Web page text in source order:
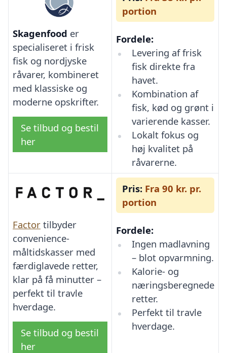
Skagenfood er
specialiseret i frisk
fisk og nordjyske
råvarer, kombineret
med klassiske og
moderne opskrifter.
Se tilbud og bestil
her
portion
Fordele:
Levering af frisk
fisk direkte fra
havet.
Kombination af
fisk, kød og grønt i
varierende kasser.
Lokalt fokus og
høj kvalitet på
råvarerne.
Factor tilbyder
convenience-
måltidskasser med
færdiglavede retter,
klar på få minutter –
perfekt til travle
hverdage.
Se tilbud og bestil
her
Pris: Fra 90 kr. pr.
portion
Fordele:
Ingen madlavning
– blot opvarmning.
Kalorie- og
næringsberegnede
retter.
Perfekt til travle
hverdage.